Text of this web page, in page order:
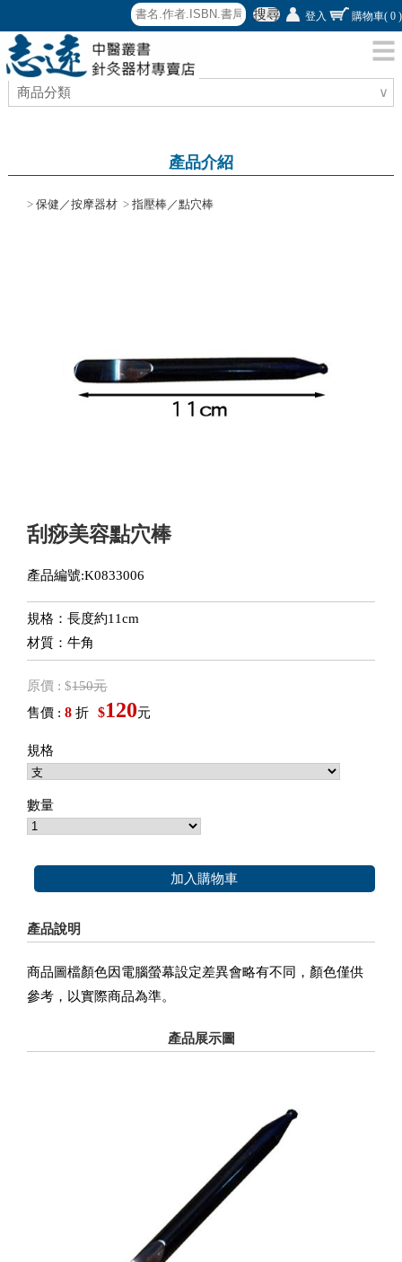
搜尋 登入 購物車( 0 )
商品分類 ∨
產品介紹
>保健／按摩器材 >指壓棒／點穴棒
刮痧美容點穴棒
產品編號:K0833006
規格：長度約11cm
材質：牛角
原價 : $150元
售價 :8 折 $120元
規格
數量
加入購物車
產品說明
商品圖檔顏色因電腦螢幕設定差異會略有不同，顏色僅供
參考，以實際商品為準。
產品展示圖